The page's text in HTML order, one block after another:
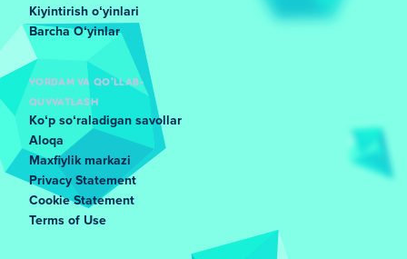
Kiyintirish oʻyinlari
Barcha Oʻyinlar
YORDAM VA QO'LLAB-
QUVVATLASH
Koʻp soʻraladigan savollar
Aloqa
Maxfiylik markazi
Privacy Statement
Cookie Statement
Terms of Use